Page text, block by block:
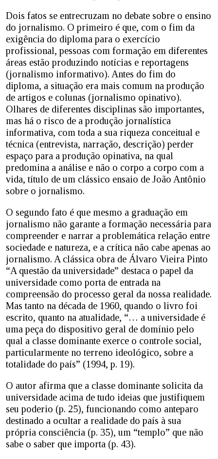
Dois fatos se entrecruzam no debate sobre o ensino
do jornalismo. O primeiro é que, com o fim da
exigência do diploma para o exercício
profissional, pessoas com formação em diferentes
áreas estão produzindo notícias e reportagens
(jornalismo informativo). Antes do fim do
diploma, a situação era mais comum na produção
de artigos e colunas (jornalismo opinativo).
Olhares de diferentes disciplinas são importantes,
mas há o risco de a produção jornalística
informativa, com toda a sua riqueza conceitual e
técnica (entrevista, narração, descrição) perder
espaço para a produção opinativa, na qual
predomina a análise e não o corpo a corpo com a
vida, título de um clássico ensaio de João Antônio
sobre o jornalismo.
O segundo fato é que mesmo a graduação em
jornalismo não garante a formação necessária para
compreender e narrar a problemática relação entre
sociedade e natureza, e a crítica não cabe apenas ao
jornalismo. A clássica obra de Álvaro Vieira Pinto
“A questão da universidade” destaca o papel da
universidade como porta de entrada na
compreensão do processo geral da nossa realidade.
Mas tanto na década de 1960, quando o livro foi
escrito, quanto na atualidade, “… a universidade é
uma peça do dispositivo geral de domínio pelo
qual a classe dominante exerce o controle social,
particularmente no terreno ideológico, sobre a
totalidade do país” (1994, p. 19).
O autor afirma que a classe dominante solicita da
universidade acima de tudo ideias que justifiquem
seu poderio (p. 25), funcionando como anteparo
destinado a ocultar a realidade do país à sua
própria consciência (p. 35), um “templo” que não
sabe o saber que importa (p. 43).